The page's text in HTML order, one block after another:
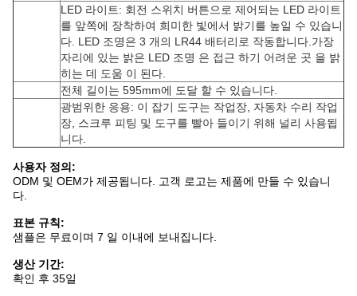
LED 라이트: 회전 스위치 버튼으로 제어되는 LED 라이트
를 앞쪽에 장착하여 희미한 빛에서 밝기를 높일 수 있습니
다. LED 조명은 3 개의 LR44 배터리로 작동합니다.가장
자리에 있는 밝은 LED 조명 은 접근 하기 어려운 곳 을 밝
히는 데 도움 이 된다.
전체 길이는 595mm에 도달 할 수 있습니다.
광범위한 응용: 이 잡기 도구는 작업장, 자동차 수리 작업
장, 스크루 피팅 및 도구를 빨아 들이기 위해 널리 사용됩
니다.
사용자 정의:
ODM 및 OEM가 제공됩니다. 고객 로고는 제품에 만들 수 있습니
다.
표본 규칙:
샘플은 무료이며 7 일 이내에 보내집니다.
생산 기간:
확인 후 35일